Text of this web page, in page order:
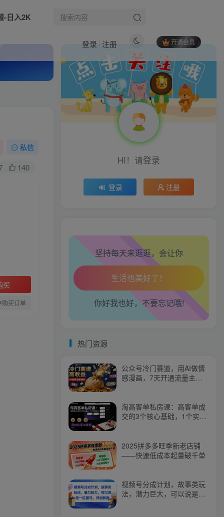
-日入2K
开通会员
登录 注册
私信
140
买
买订单
热门文章
《淘宝天猫打爆班》原创技术第85期，淘宝从0到爆2.0，权重搭建、销量破零、多维组合玩法、全周期起量投产实操教程
（17873期）小红书AI虚拟电商2.0，单店铺轻松日入500+，可多店铺矩阵
抖音3D歌词视频玩法：0粉挂载小程序，10分钟出成品，月收入万元
淘宝一分购拉新推广项目，2026年零投入副业首选，单价13.5米，复购叠加激励！
最新电商AI实操课：扫盲+核心运用+扣子工具实操，快速解锁电商AI实用技巧
HI！请登录
登录 注册
坚持每天来逛逛，会让你
心情也舒畅了！
腰也不酸了！
工作也轻松了！
你好我也好，不要忘记哦!
热门资源
公众号冷门赛道，用AI做情
感漫画，7天开通流量主，
淘高客单私房课：高客单成
交的3个核心基础，1个实操
2025拼多多旺季新老店铺
——快速低成本起量破千单
视频号分成计划，故事类玩
法，潜力巨大，可以说是一